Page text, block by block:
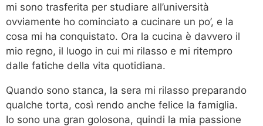
mi sono trasferita per studiare all’università
ovviamente ho cominciato a cucinare un po’, e la
cosa mi ha conquistato. Ora la cucina è davvero il
mio regno, il luogo in cui mi rilasso e mi ritempro
dalle fatiche della vita quotidiana.
Quando sono stanca, la sera mi rilasso preparando
qualche torta, così rendo anche felice la famiglia.
Io sono una gran golosona, quindi la mia passione